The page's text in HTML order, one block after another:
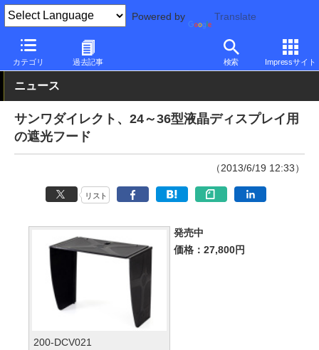
Powered by Translate
カテゴリ 過去記事 検索 Impressサイト
PC Watch 半導体/周辺機器
ニュース
サンワダイレクト、24～36型液晶ディスプレイ用
の遮光フード
（2013/6/19 12:33）
リスト
200-DCV021
発売中
価格：27,800円